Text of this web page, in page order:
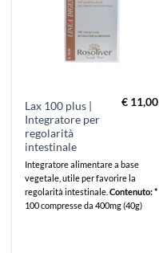
Lax 100 plus |
Integratore per
regolarità
intestinale
€11,00
Integratore alimentare a base
vegetale, utile per favorire la
regolarità intestinale. Contenuto: *
100 compresse da 400mg (40g)